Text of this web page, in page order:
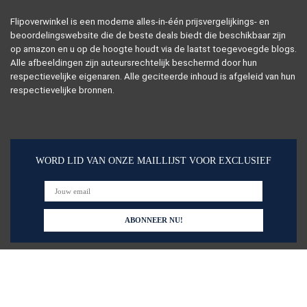
Flipoverwinkel is een moderne alles-in-één prijsvergelijkings- en
beoordelingswebsite die de beste deals biedt die beschikbaar zijn
op amazon en u op de hoogte houdt via de laatst toegevoegde blogs.
Alle afbeeldingen zijn auteursrechtelijk beschermd door hun
respectievelijke eigenaren. Alle geciteerde inhoud is afgeleid van hun
respectievelijke bronnen.
WORD LID VAN ONZE MAILLIJST VOOR EXCLUSIEF